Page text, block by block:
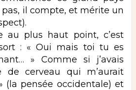
pas, il compte, et mérite un
au plus haut point, c’est
: « Oui mais toi tu es
» Comme si j’avais
de cerveau qui m’aurait
(la pensée occidentale) et